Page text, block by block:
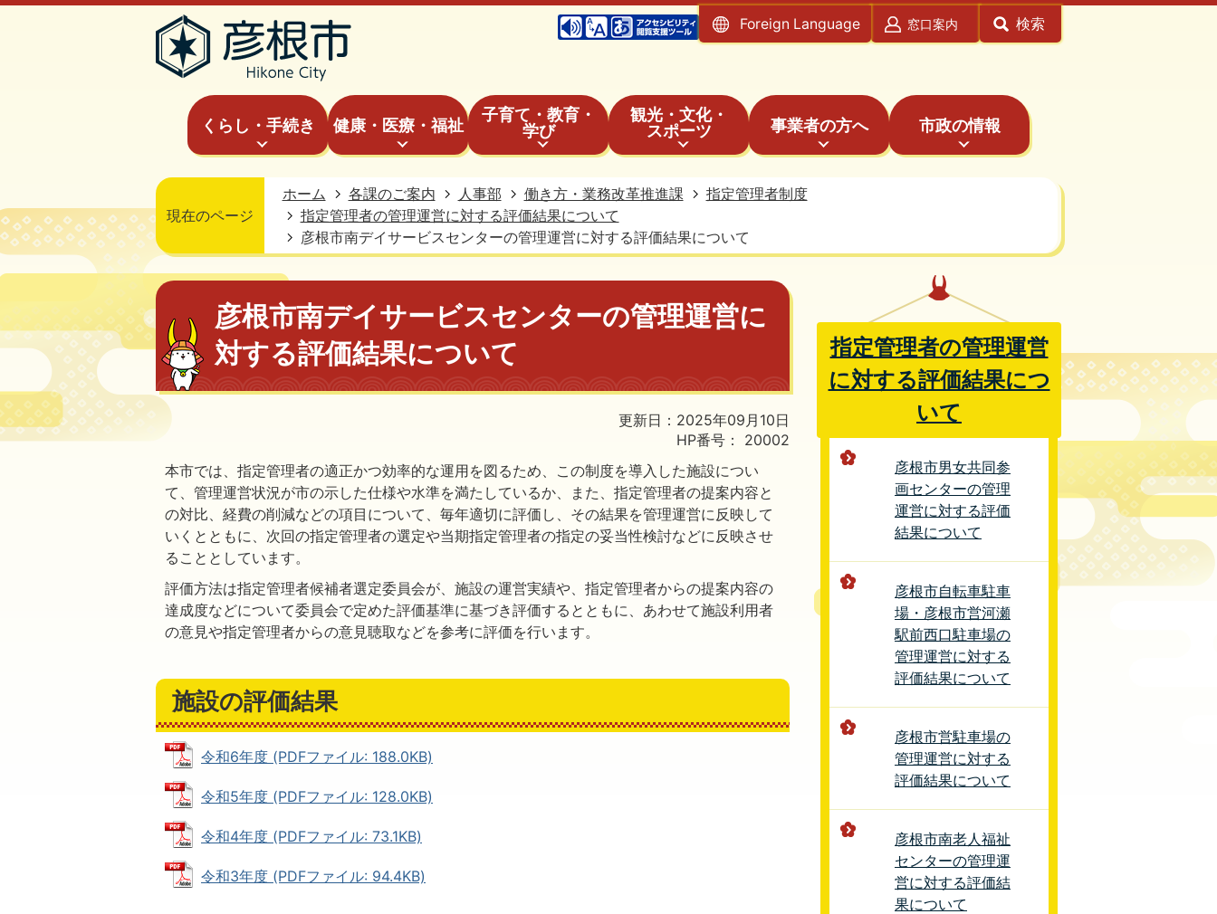
Foreign Language 窓口案内 検索
くらし・手続き 健康・医療・福祉
子育て・教育・
学び
観光・文化・
スポーツ
事業者の方へ 市政の情報
現在のページ
ホーム 各課のご案内 人事部 働き方・業務改革推進課
指定管理者制度
指定管理者の管理運営に対する評価結果について
彦根市南デイサービスセンターの管理運営に対する評価結果について
彦根市南デイサービスセンターの管理運営に
対する評価結果について
更新日：2025年09月10日
HP番号：
20002
本市では、指定管理者の適正かつ効率的な運用を図るため、この制度を導入した施設につい
て、管理運営状況が市の示した仕様や水準を満たしているか、また、指定管理者の提案内容と
の対比、経費の削減などの項目について、毎年適切に評価し、その結果を管理運営に反映して
いくとともに、次回の指定管理者の選定や当期指定管理者の指定の妥当性検討などに反映させ
ることとしています。
評価方法は指定管理者候補者選定委員会が、施設の運営実績や、指定管理者からの提案内容の
達成度などについて委員会で定めた評価基準に基づき評価するとともに、あわせて施設利用者
の意見や指定管理者からの意見聴取などを参考に評価を行います。
施設の評価結果
令和6年度 (PDFファイル: 188.0KB)
令和5年度 (PDFファイル: 128.0KB)
令和4年度 (PDFファイル: 73.1KB)
令和3年度 (PDFファイル: 94.4KB)
指定管理者の管理運営
に対する評価結果につ
いて
彦根市男女共同参
画センターの管理
運営に対する評価
結果について
彦根市自転車駐車
場・彦根市営河瀬
駅前西口駐車場の
管理運営に対する
評価結果について
彦根市営駐車場の
管理運営に対する
評価結果について
彦根市南老人福祉
センターの管理運
営に対する評価結
果について